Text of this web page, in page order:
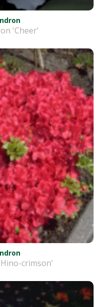
'Cheer'
crimson'